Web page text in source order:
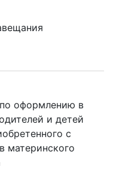
оформлению в
и детей
с
материнского